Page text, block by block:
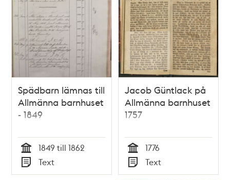
Spädbarn lämnas till
Allmänna barnhuset
- 1849
Tid
1849 till 1862
Typ
Text
Jacob Güntlack på
Allmänna barnhuset
1757
Tid
1776
Typ
Text